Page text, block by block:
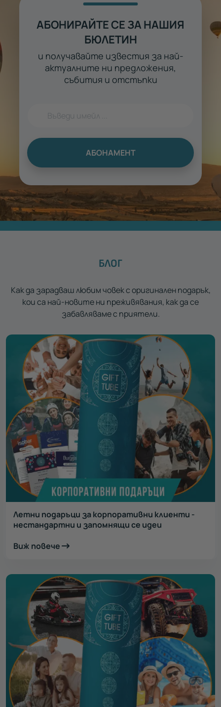
АБОНИРАЙТЕ СЕ ЗА НАШИЯ
БЮЛЕТИН
и получавайте известия за най-
актуалните ни предложения,
събития и отстъпки
АБОНАМЕНТ
БЛОГ
Как да зарадваш любим човек с оригинален подарък,
кои са най-новите ни преживявания, как да се
забавляваме с приятели.
Летни подаръци за корпоративни клиенти -
нестандартни и запомнящи се идеи
Виж повече